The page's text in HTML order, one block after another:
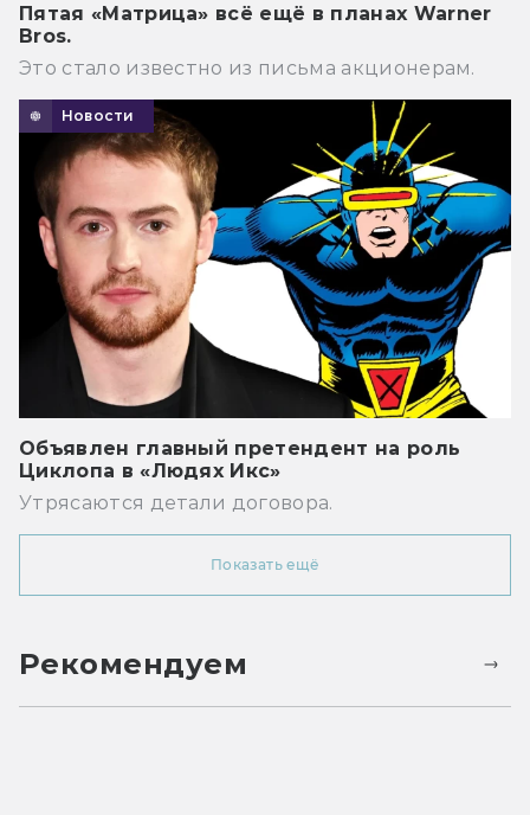
Пятая «Матрица» всё ещё в планах Warner
Bros.
Это стало известно из письма акционерам.
Новости
Объявлен главный претендент на роль
Циклопа в «Людях Икс»
Утрясаются детали договора.
Показать ещё
Рекомендуем